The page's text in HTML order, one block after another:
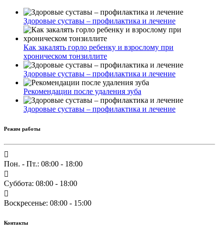
Здоровые суставы – профилактика и лечение
Как закалять горло ребенку и взрослому при
хроническом тонзиллите
Здоровые суставы – профилактика и лечение
Рекомендации после удаления зуба
Здоровые суставы – профилактика и лечение
Режим работы
Пон. - Пт.: 08:00 - 18:00
Суббота: 08:00 - 18:00
Воскресенье: 08:00 - 15:00
Контакты